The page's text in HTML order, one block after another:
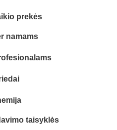
prekės
namams
taisyklės